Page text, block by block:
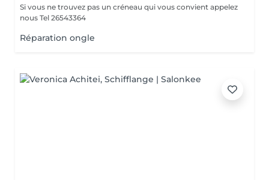
Si vous ne trouvez pas un créneau qui vous convient appelez
nous Tel 26543364
Réparation ongle